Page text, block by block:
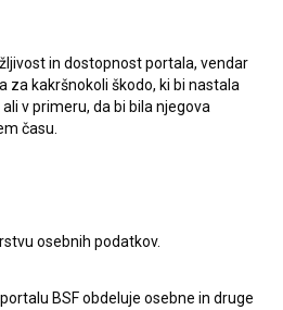
in dostopnost portala, vendar
kakršnokoli škodo, ki bi nastala
v primeru, da bi bila njegova
času.
osebnih podatkov.
BSF obdeluje osebne in druge